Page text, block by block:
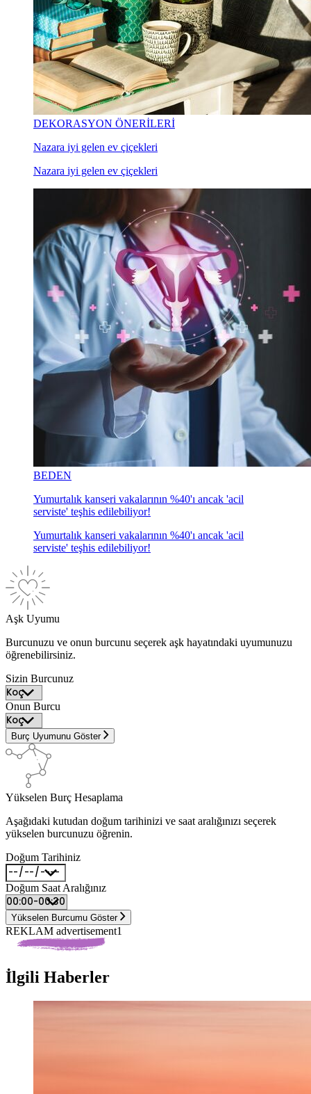
DEKORASYON ÖNERİLERİ
Nazara iyi gelen ev çiçekleri
Nazara iyi gelen ev çiçekleri
BEDEN
Yumurtalık kanseri vakalarının %40'ı ancak 'acil
serviste' teşhis edilebiliyor!
Yumurtalık kanseri vakalarının %40'ı ancak 'acil
serviste' teşhis edilebiliyor!
Aşk Uyumu
Burcunuzu ve onun burcunu seçerek aşk hayatındaki uyumunuzu
öğrenebilirsiniz.
Sizin Burcunuz
Onun Burcu
Burç Uyumunu Göster
Yükselen Burç Hesaplama
Aşağıdaki kutudan doğum tarihinizi ve saat aralığınızı seçerek
yükselen burcunuzu öğrenin.
Doğum Tarihiniz
Doğum Saat Aralığınız
Yükselen Burcumu Göster
REKLAM advertisement1
İlgili Haberler